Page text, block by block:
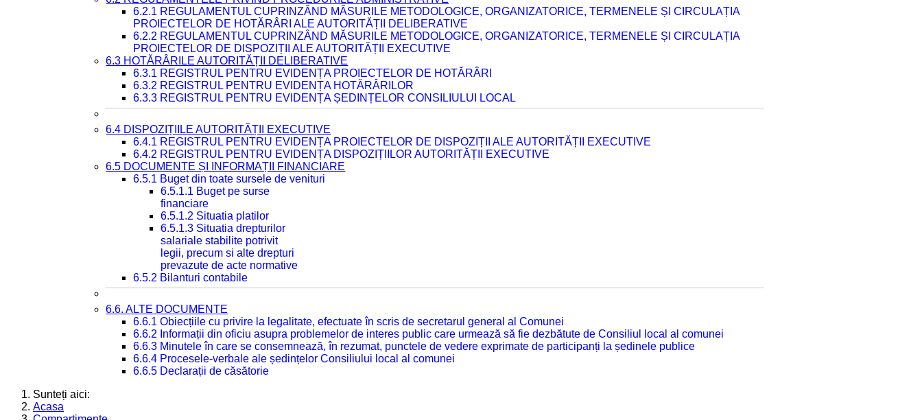
6.2.1 REGULAMENTUL CUPRINZÂND MĂSURILE METODOLOGICE, ORGANIZATORICE, TERMENELE ȘI CIRCULAȚIA
PROIECTELOR DE HOTĂRÂRI ALE AUTORITĂȚII DELIBERATIVE
6.2.2 REGULAMENTUL CUPRINZÂND MĂSURILE METODOLOGICE, ORGANIZATORICE, TERMENELE ȘI CIRCULAȚIA
PROIECTELOR DE DISPOZIȚII ALE AUTORITĂȚII EXECUTIVE
6.3 HOTĂRÂRILE AUTORITĂȚII DELIBERATIVE
6.3.1 REGISTRUL PENTRU EVIDENȚA PROIECTELOR DE HOTĂRÂRI
6.3.2 REGISTRUL PENTRU EVIDENȚA HOTĂRÂRILOR
6.3.3 REGISTRUL PENTRU EVIDENȚA ȘEDINȚELOR CONSILIULUI LOCAL
6.4 DISPOZIȚIILE AUTORITĂȚII EXECUTIVE
6.4.1 REGISTRUL PENTRU EVIDENȚA PROIECTELOR DE DISPOZIȚII ALE AUTORITĂȚII EXECUTIVE
6.4.2 REGISTRUL PENTRU EVIDENȚA DISPOZIȚIILOR AUTORITĂȚII EXECUTIVE
6.5 DOCUMENTE ȘI INFORMAȚII FINANCIARE
6.5.1 Buget din toate sursele de venituri
6.5.1.1 Buget pe surse
financiare
6.5.1.2 Situatia platilor
6.5.1.3 Situatia drepturilor
salariale stabilite potrivit
legii, precum si alte drepturi
prevazute de acte normative
6.5.2 Bilanturi contabile
6.6. ALTE DOCUMENTE
6.6.1 Obiecțiile cu privire la legalitate, efectuate în scris de secretarul general al Comunei
6.6.2 Informații din oficiu asupra problemelor de interes public care urmează să fie dezbătute de Consiliul local al comunei
6.6.3 Minutele în care se consemnează, în rezumat, punctele de vedere exprimate de participanți la ședinele publice
6.6.4 Procesele-verbale ale ședințelor Consiliului local al comunei
6.6.5 Declarații de căsătorie
Sunteți aici:
Acasa